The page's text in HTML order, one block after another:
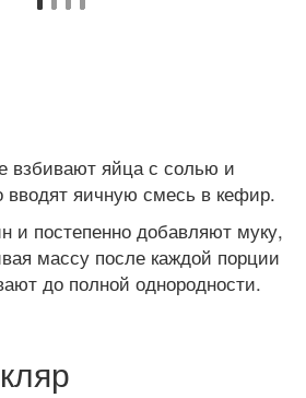
взбивают яйца с солью и
вводят яичную смесь в кефир.
и постепенно добавляют муку,
массу после каждой порции
до полной однородности.